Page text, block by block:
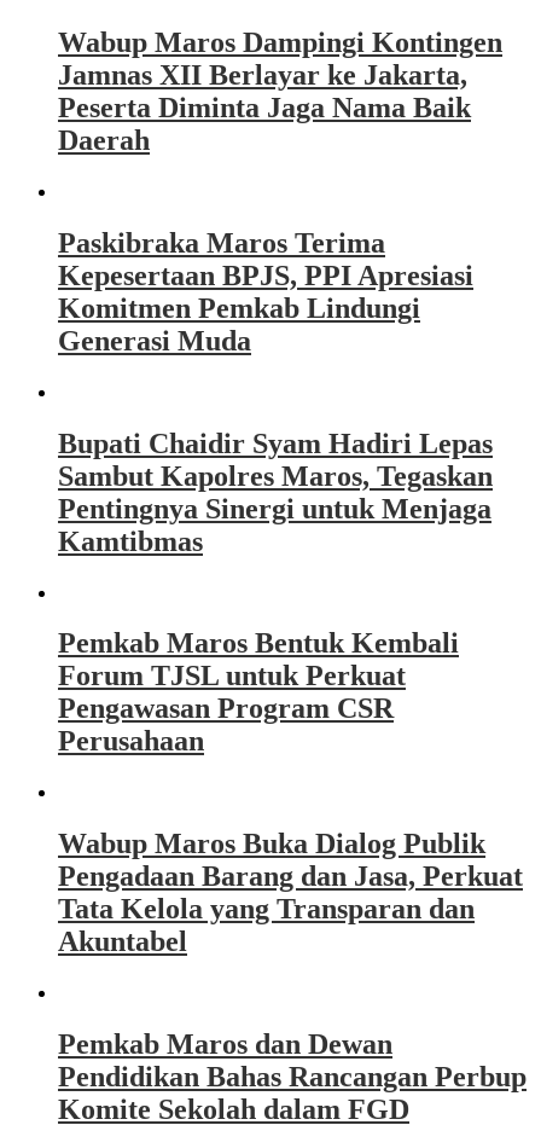
Wabup Maros Dampingi Kontingen
Jamnas XII Berlayar ke Jakarta,
Peserta Diminta Jaga Nama Baik
Daerah
Paskibraka Maros Terima
Kepesertaan BPJS, PPI Apresiasi
Komitmen Pemkab Lindungi
Generasi Muda
Bupati Chaidir Syam Hadiri Lepas
Sambut Kapolres Maros, Tegaskan
Pentingnya Sinergi untuk Menjaga
Kamtibmas
Pemkab Maros Bentuk Kembali
Forum TJSL untuk Perkuat
Pengawasan Program CSR
Perusahaan
Wabup Maros Buka Dialog Publik
Pengadaan Barang dan Jasa, Perkuat
Tata Kelola yang Transparan dan
Akuntabel
Pemkab Maros dan Dewan
Pendidikan Bahas Rancangan Perbup
Komite Sekolah dalam FGD